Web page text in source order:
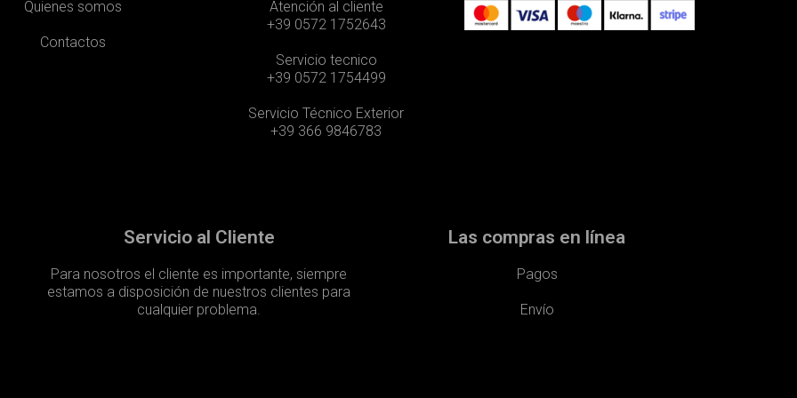
Quienes somos
Contactos
Atención al cliente
+39 0572 1752643
Servicio tecnico
+39 0572 1754499
Servicio Técnico Exterior
+39 366 9846783
Servicio al Cliente
Para nosotros el cliente es importante, siempre
estamos a disposición de nuestros clientes para
cualquier problema.
Las compras en línea
Pagos
Envío​